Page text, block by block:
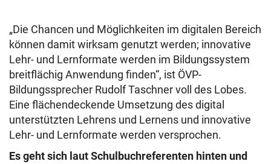
„Die Chancen und Möglichkeiten im digitalen Bereich
können damit wirksam genutzt werden; innovative
Lehr- und Lernformate werden im Bildungssystem
breitflächig Anwendung finden“, ist ÖVP-
Bildungssprecher Rudolf Taschner voll des Lobes.
Eine flächendeckende Umsetzung des digital
unterstützten Lehrens und Lernens und innovative
Lehr- und Lernformate werden versprochen.
Es geht sich laut Schulbuchreferenten hinten und